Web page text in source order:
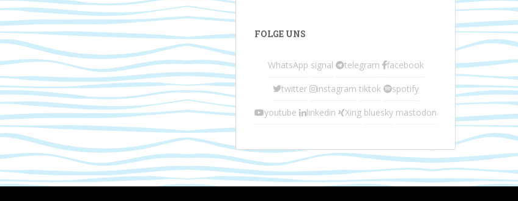
FOLGE UNS
WhatsApp signal telegram facebook
twitter instagram tiktok spotify
youtube linkedin Xing bluesky mastodon